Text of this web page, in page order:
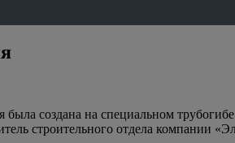
создана на специальном
строительного отдела компании